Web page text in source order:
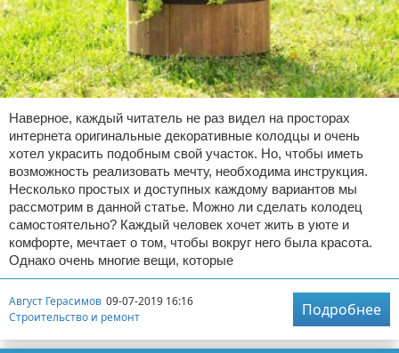
Наверное, каждый читатель не раз видел на просторах
интернета оригинальные декоративные колодцы и очень
хотел украсить подобным свой участок. Но, чтобы иметь
возможность реализовать мечту, необходима инструкция.
Несколько простых и доступных каждому вариантов мы
рассмотрим в данной статье. Можно ли сделать колодец
самостоятельно? Каждый человек хочет жить в уюте и
комфорте, мечтает о том, чтобы вокруг него была красота.
Однако очень многие вещи, которые
Август Герасимов 09-07-2019 16:16
Строительство и ремонт
Подробнее